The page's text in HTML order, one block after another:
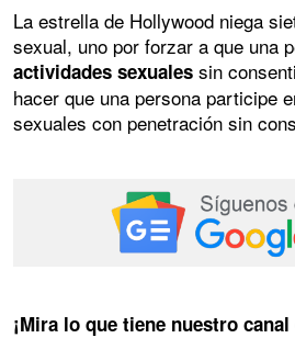
La estrella de Hollywood niega
sexual, uno por forzar a que una
actividades sexuales sin
hacer que una persona participe
sexuales con penetración sin
¡Mira lo que tiene nuestro